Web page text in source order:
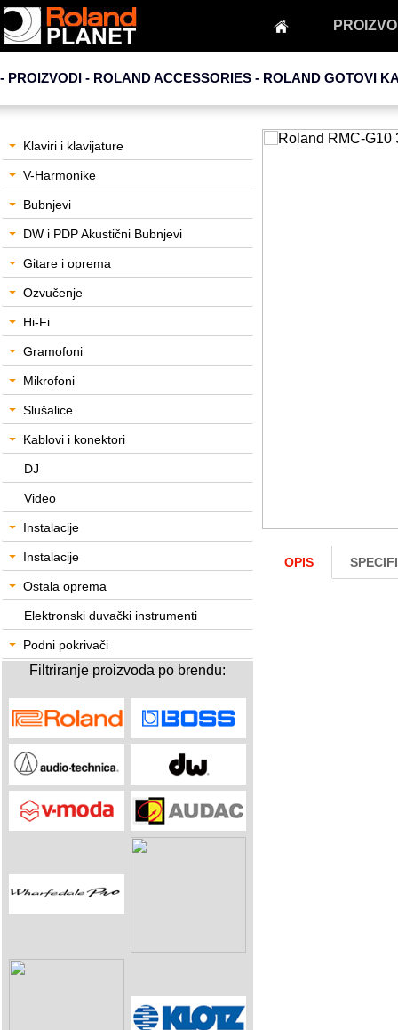
- PROIZVODI - ROLAND ACCESSORIES - ROLAND GOTOVI
Klaviri i klavijature
V-Harmonike
Bubnjevi
DW i PDP Akustični Bubnjevi
Gitare i oprema
Ozvučenje
Hi-Fi
Gramofoni
Mikrofoni
Slušalice
Kablovi i konektori
DJ
Video
Instalacije
Instalacije
Ostala oprema
Elektronski duvački instrumenti
Podni pokrivači
Filtriranje proizvoda po brendu:
OPIS